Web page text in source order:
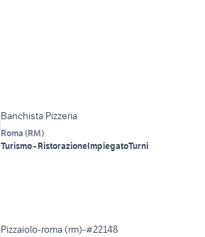
Banchista Pizzeria
Roma (RM)
Turismo - RistorazioneImpiegatoTurni
Pizzaiolo-roma (rm)-#22148